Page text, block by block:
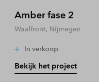
Amber fase 2
Waalfront, Nijmegen
In verkoop
Bekijk het project